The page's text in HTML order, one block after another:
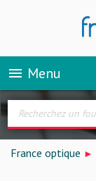
menu Menu
France optique